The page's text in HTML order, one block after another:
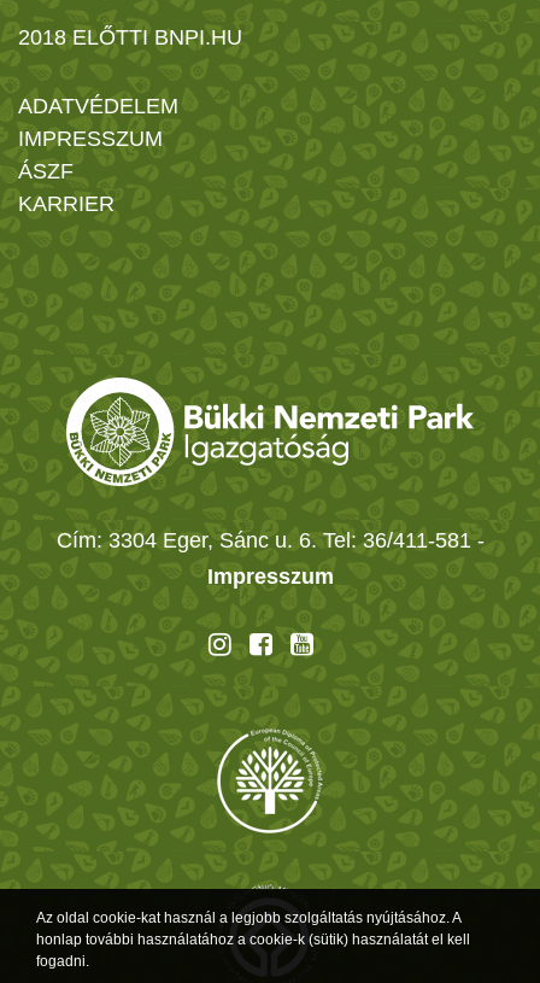
2018 ELŐTTI BNPI.HU
ADATVÉDELEM
IMPRESSZUM
ÁSZF
KARRIER
Cím: 3304 Eger, Sánc u. 6. Tel: 36/411-581 -
Impresszum
Az oldal cookie-kat használ a legjobb szolgáltatás nyújtásához. A
honlap további használatához a cookie-k (sütik) használatát el kell
fogadni.